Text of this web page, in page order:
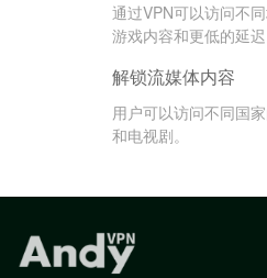
通过VPN可以访问不
游戏内容和更低的延迟
解锁流媒体内容
用户可以访问不同国
和电视剧。